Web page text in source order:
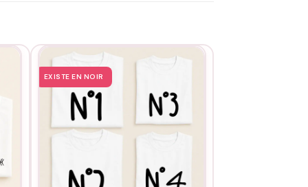
du quotidien où l’on aime voir ses
EXISTE EN NOIR